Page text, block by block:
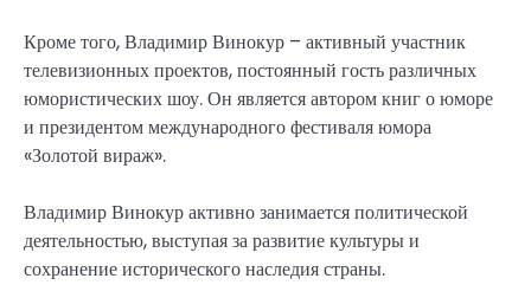
Кроме того, Владимир Винокур – активный участник
телевизионных проектов, постоянный гость различных
юмористических шоу. Он является автором книг о юморе
и президентом международного фестиваля юмора
«Золотой вираж».
Владимир Винокур активно занимается политической
деятельностью, выступая за развитие культуры и
сохранение исторического наследия страны.